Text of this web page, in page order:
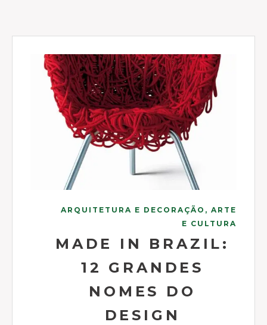
ARQUITETURA E DECORAÇÃO, ARTE
E CULTURA
MADE IN BRAZIL:
12 GRANDES
NOMES DO
DESIGN